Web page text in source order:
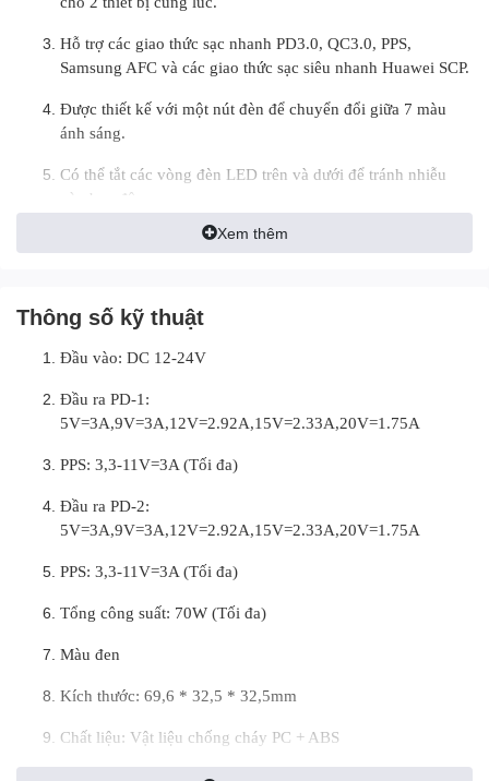
Hỗ trợ các giao thức sạc nhanh PD3.0, QC3.0, PPS,
Samsung AFC và các giao thức sạc siêu nhanh Huawei SCP.
Được thiết kế với một nút đèn để chuyển đổi giữa 7 màu
ánh sáng.
Có thể tắt các vòng đèn LED trên và dưới để tránh nhiễu
vào ban đêm.
Với chip nhận dạng thông minh và phân bổ dòng điện phù
Vật liệu PC chống cháy của nó đảm bảo sạc an toàn hơn với
ít nhiệt hơn
Xem thêm
Thông số kỹ thuật
Đầu vào: DC 12-24V
Đầu ra PD-1:
5V=3A,9V=3A,12V=2.92A,15V=2.33A,20V=1.75A
PPS: 3,3-11V=3A (Tối đa)
Đầu ra PD-2:
5V=3A,9V=3A,12V=2.92A,15V=2.33A,20V=1.75A
PPS: 3,3-11V=3A (Tối đa)
Tổng công suất: 70W (Tối đa)
Màu đen
Kích thước: 69,6 * 32,5 * 32,5mm
Chất liệu: Vật liệu chống cháy PC + ABS